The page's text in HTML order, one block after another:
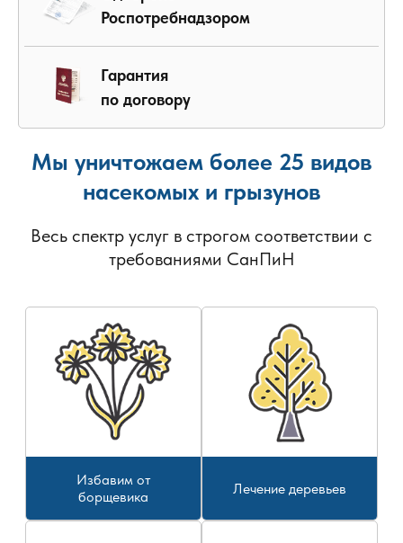
Роспотребнадзором
Гарантия
по договору
Мы уничтожаем более 25 видов
насекомых и грызунов
Весь спектр услуг в строгом соответствии с
требованиями СанПиН
Избавим от
борщевика
Лечение деревьев